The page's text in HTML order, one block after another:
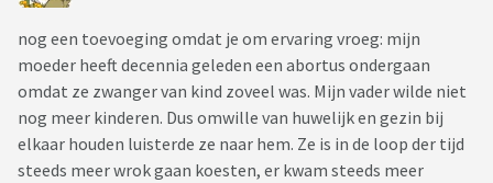
nog een toevoeging omdat je om ervaring vroeg: mijn
moeder heeft decennia geleden een abortus ondergaan
omdat ze zwanger van kind zoveel was. Mijn vader wilde niet
nog meer kinderen. Dus omwille van huwelijk en gezin bij
elkaar houden luisterde ze naar hem. Ze is in de loop der tijd
steeds meer wrok gaan koesten, er kwam steeds meer